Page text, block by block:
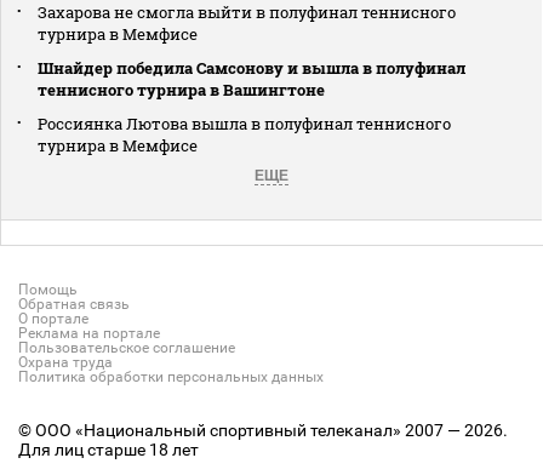
Захарова не смогла выйти в полуфинал теннисного
турнира в Мемфисе
Шнайдер победила Самсонову и вышла в полуфинал
теннисного турнира в Вашингтоне
Россиянка Лютова вышла в полуфинал теннисного
турнира в Мемфисе
ЕЩЕ
Помощь
Обратная связь
О портале
Реклама на портале
Пользовательское соглашение
Охрана труда
Политика обработки персональных данных
© ООО «Национальный спортивный телеканал» 2007 — 2026.
Для лиц старше 18 лет